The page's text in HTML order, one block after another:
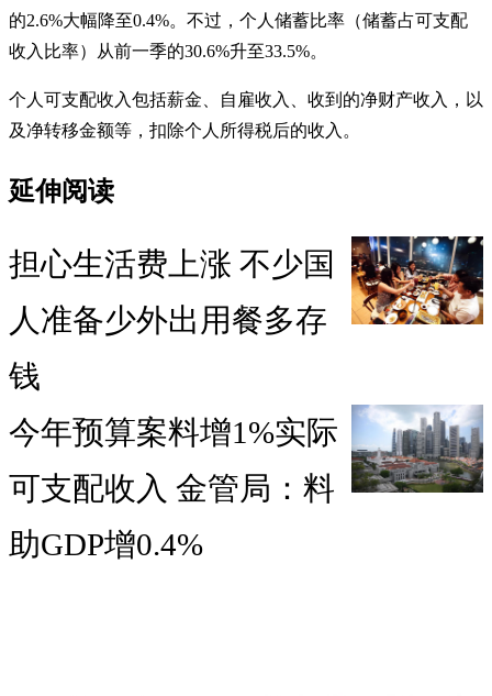
的2.6%大幅降至0.4%。不过，个人储蓄比率（储蓄占可支配
收入比率）从前一季的30.6%升至33.5%。
个人可支配收入包括薪金、自雇收入、收到的净财产收入，以
及净转移金额等，扣除个人所得税后的收入。
延伸阅读
担心生活费上涨 不少国
人准备少外出用餐多存
钱
今年预算案料增1%实际
可支配收入 金管局：料
助GDP增0.4%